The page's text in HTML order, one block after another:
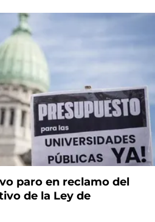
paro en reclamo del
de la Ley de